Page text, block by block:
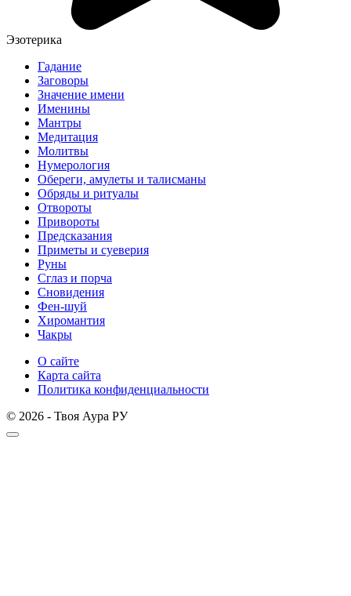
Эзотерика
Гадание
Заговоры
Значение имени
Именины
Мантры
Медитация
Молитвы
Нумерология
Обереги, амулеты и талисманы
Обряды и ритуалы
Отвороты
Привороты
Предсказания
Приметы и суеверия
Руны
Сглаз и порча
Сновидения
Фен-шуй
Хиромантия
Чакры
О сайте
Карта сайта
Политика конфиденциальности
© 2026 - Твоя Аура РУ